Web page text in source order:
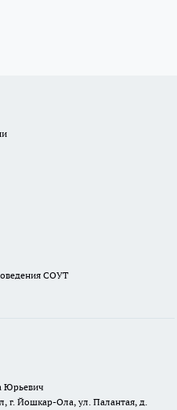
СОУТ
Юрьевич
г. Йошкар-Ола, ул. Палантая, д.